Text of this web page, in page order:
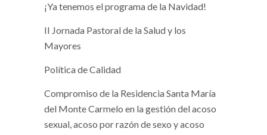
¡Ya tenemos el programa de la Navidad!
II Jornada Pastoral de la Salud y los
Mayores
Política de Calidad
Compromiso de la Residencia Santa María
del Monte Carmelo en la gestión del acoso
sexual, acoso por razón de sexo y acoso